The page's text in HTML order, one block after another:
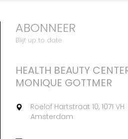
ABONNEER
Blijf up to date
HEALTH BEAUTY
MONIQUE GOTTMER
Roelof Hartstraat 10, 1071 VH
Amsterdam